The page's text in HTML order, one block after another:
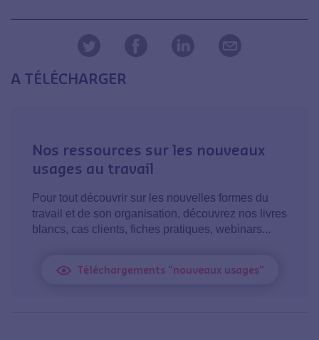
A TÉLÉCHARGER
Nos ressources sur les nouveaux
usages au travail
Pour tout découvrir sur les nouvelles formes du
travail et de son organisation, découvrez nos livres
blancs, cas clients, fiches pratiques, webinars...
Téléchargements "nouveaux usages"